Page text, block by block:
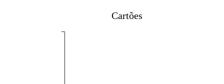
Cartões